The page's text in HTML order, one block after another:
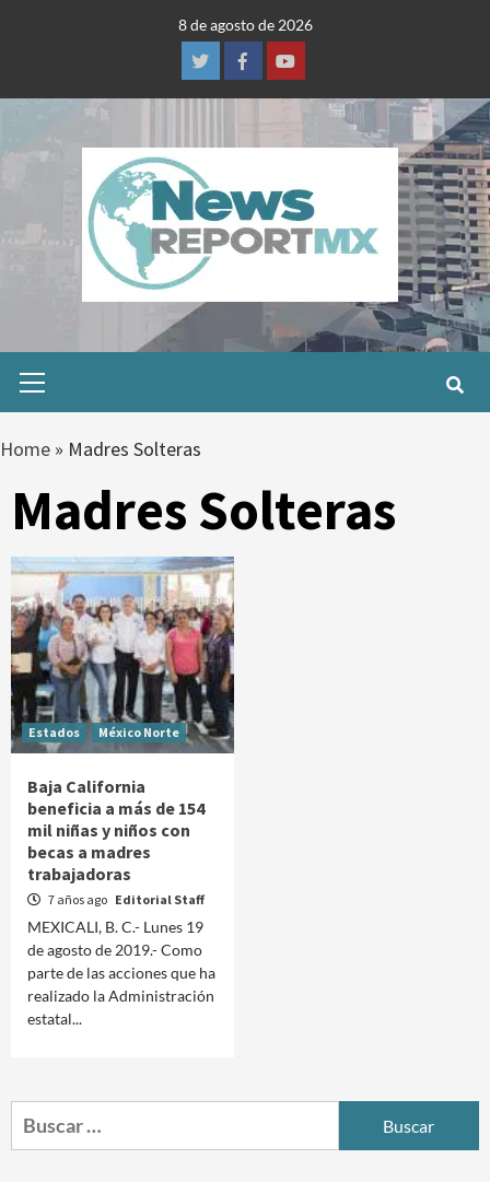
8 de agosto de 2026
TwitterFacebookYoutube
Menu
Home » Madres Solteras
Madres Solteras
Estados México Norte
Baja California
beneficia a más de 154
mil niñas y niños con
becas a madres
trabajadoras
7 años ago Editorial Staff
MEXICALI, B. C.- Lunes 19
de agosto de 2019.- Como
parte de las acciones que ha
realizado la Administración
estatal...
Buscar: